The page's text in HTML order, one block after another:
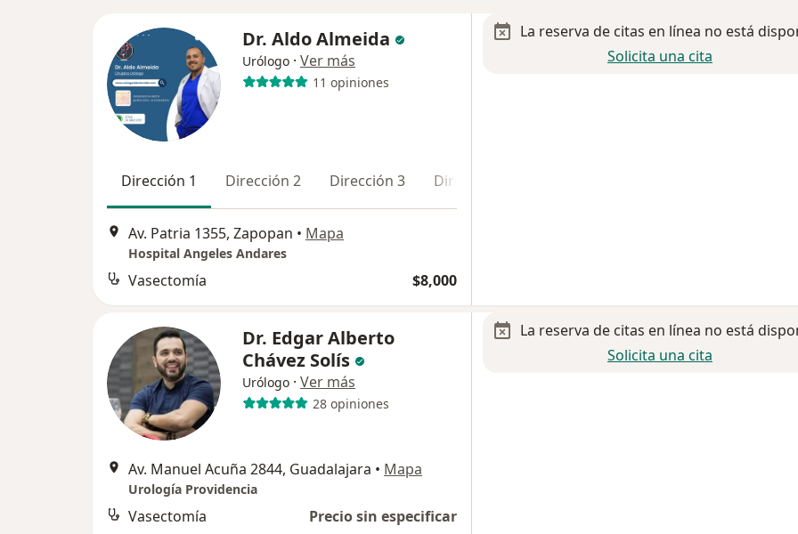
Dr. Aldo Almeida
Urólogo · Ver más
11 opiniones
Dirección 1 Dirección 2 Dirección 3 Dirección 4
Av. Patria 1355, Zapopan • Mapa
Hospital Angeles Andares
Vasectomía $8,000
La reserva de citas en línea no está
Solicita una cita
Dr. Edgar Alberto
Chávez Solís
Urólogo · Ver más
28 opiniones
Av. Manuel Acuña 2844, Guadalajara • Mapa
Urología Providencia
Vasectomía Precio sin especificar
La reserva de citas en línea no está
Solicita una cita